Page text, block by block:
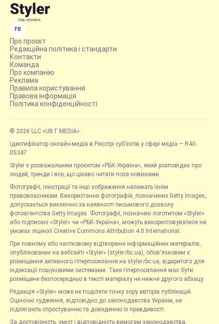
FB
Про проєкт
Редакційна політика і стандарти
Контакти
Команда
Про компанію
Реклама
Правила користування
Правова інформація
Політика конфіденційності
© 2026 LLC «UBT MEDIA»
Ідентифікатор онлайн-медіа в Реєстрі суб’єктів у сфері медіа — R40-
05347
Styler є розважальним проєктом «РБК-Україна», який розповідає про
людей, тренди і все, що цікаво читати поза новинами.
Фотографії, ілюстрації та інші зображення належать їхнім
правовласникам. Використання фотографій, позначених Getty Images,
допускається виключно за наявності письмового дозволу
фотоагентства Getty Images. Фотографії, позначені логотипом «Styler»
або підписані «Styler» чи «РБК-Україна», можуть використовуватися на
умовах ліцензії Creative Commons Attribution 4.0 International.
При повному або частковому відтворенні інформаційних матеріалів,
опублікованих на вебсайті «Styler» (styler.rbc.ua), обов'язковим є
розміщення активного гіперпосилання на styler.rbc.ua, відкритого для
індексації пошуковими системами. Таке гіперпосилання має бути
розміщене безпосередньо в тексті матеріалу не нижче другого абзацу.
Редакція «Styler» може не поділяти точку зору авторів публікацій.
Оціночні судження, відповідно до законодавства України, не
підлягають спростуванню та доведенню їх правдивості.
За достовірність, зміст і відповідність вимогам законодавства